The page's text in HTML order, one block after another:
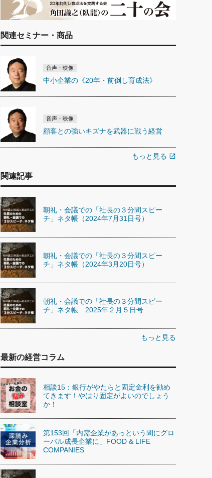
関連セミナー・商品
音声・映像
中小企業の《20年・前倒し育成法》
音声・映像
顧客との強いキズナを武器に戦う経営
もっと見る open_in_new
関連記事
朝礼・会議での「社長の３分間スピー
チ」ネタ帳（2024年7月31日号）
朝礼・会議での「社長の３分間スピー
チ」ネタ帳（2024年3月20日号）
朝礼・会議での「社長の３分間スピー
チ」ネタ帳 2025年２月５日号
もっと見る
最新の経営コラム
相談15：銀行がやたらと固定金利を勧め
てきます！やはり固定がよいのでしょう
か！
第153回「内需企業があっという間にグロ
ーバル成長企業に」FOOD & LIFE
COMPANIES